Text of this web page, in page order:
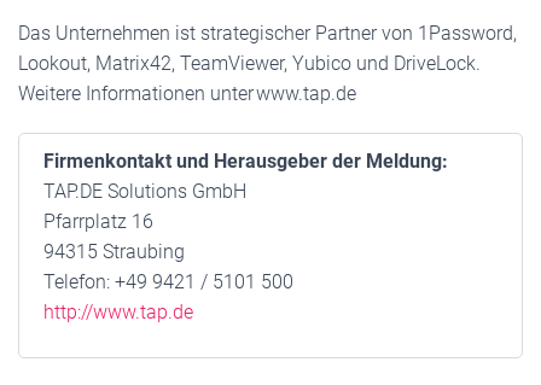
Das Unternehmen ist strategischer Partner von 1Password,
Lookout, Matrix42, TeamViewer, Yubico und DriveLock.
Weitere Informationen unter www.tap.de
Firmenkontakt und Herausgeber der Meldung:
TAP.DE Solutions GmbH
Pfarrplatz 16
94315 Straubing
Telefon: +49 9421 / 5101 500
http://www.tap.de